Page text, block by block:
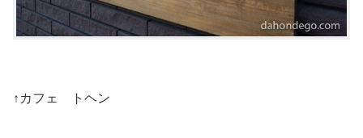
↑カフェ トヘン